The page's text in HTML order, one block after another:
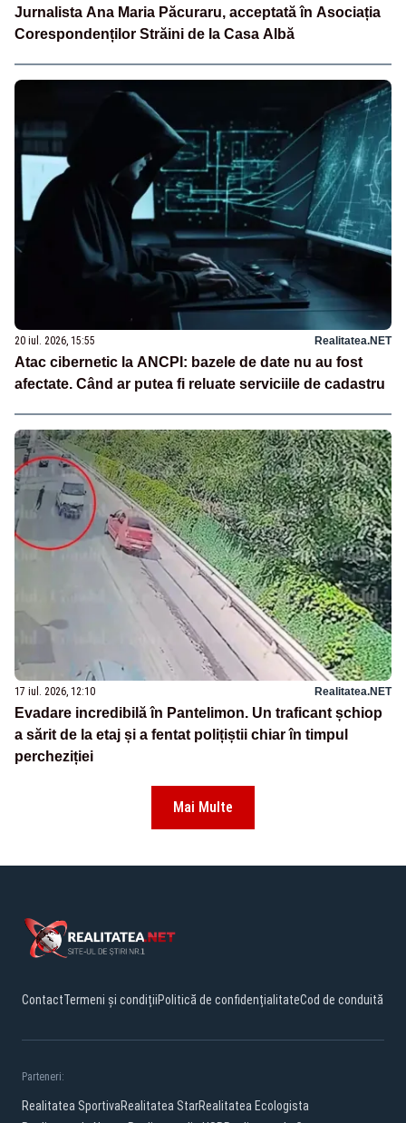
Jurnalista Ana Maria Păcuraru, acceptată în Asociația
Corespondenților Străini de la Casa Albă
20 iul. 2026, 15:55 Realitatea.NET
Atac cibernetic la ANCPI: bazele de date nu au fost
afectate. Când ar putea fi reluate serviciile de cadastru
17 iul. 2026, 12:10 Realitatea.NET
Evadare incredibilă în Pantelimon. Un traficant șchiop
a sărit de la etaj și a fentat polițiștii chiar în timpul
percheziției
Mai Multe
ContactTermeni și condițiiPolitică de confidențialitateCod de conduită
Parteneri:
Realitatea SportivaRealitatea StarRealitatea Ecologista